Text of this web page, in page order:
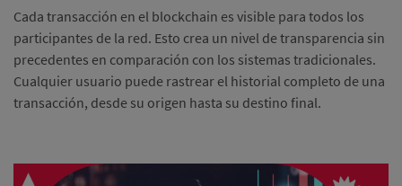
Cada transacción en el blockchain es visible para todos los
participantes de la red. Esto crea un nivel de transparencia sin
precedentes en comparación con los sistemas tradicionales.
Cualquier usuario puede rastrear el historial completo de una
transacción, desde su origen hasta su destino final.